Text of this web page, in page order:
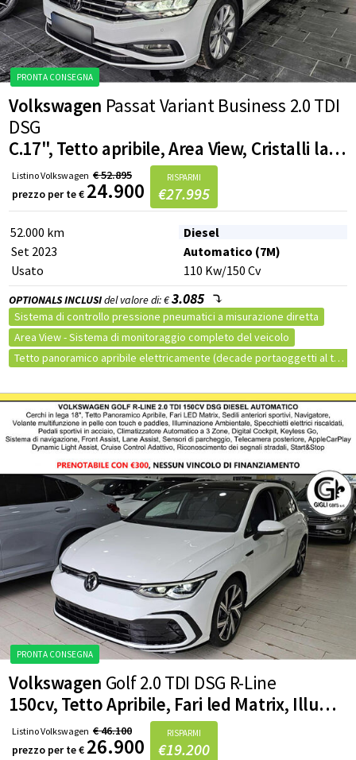
Airbag passeggero
Airbag laterali Airbag per la testa
ESP
Telecamera Posteriore
Sensori Luci
Hill holder
Frenata di emergenza assistita
Sensore di luminosità
Sensori di parcheggio
PRONTA CONSEGNA
Volkswagen Passat Variant Business 2.0 TDI
DSG
C.17", Tetto apribile, Area View, Cristalli laterali posteriori e lunotto oscurati, Barre tetto
prezzo per te€ 24.900
ListinoVolkswagen €52.895 RISPARMI
€27.995
52.000 km
Diesel
Set 2023
Automatico (7M)
Usato
110 Kw/150 Cv
OPTIONALS INCLUSIdel valore di: €3.085
Sistema di controllo pressione pneumatici a misurazione diretta
Area View - Sistema di monitoraggio completo del veicolo
Tetto panoramico apribile elettricamente (decade portaoggetti al tetto)
Volkswagen Golf 2.0 TDI DSG R-Line
150cv, Tetto Apribile, Fari led Matrix, Illuminazione ambientale, Cruise Control Adattivo
prezzo per te€ 26.900
ListinoVolkswagen €46.100 RISPARMI
€19.200